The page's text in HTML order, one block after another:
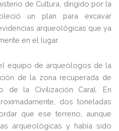
de Cultura, dirigido por la
un plan para excavar
arqueológicas que ya
en el lugar.
equipo de arqueólogos de la
de la zona recuperada de
de la Civilización Caral. En
dos toneladas
que ese terreno, aunque
arqueológicas y había sido